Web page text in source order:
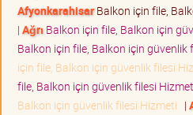
AfyonkarahisarBalkon için file,
| Ağrı Balkon için file, Balkon için
Balkon için file, Balkon için güvenlik
için file, Balkon için güvenlik filesi
file, Balkon için güvenlik filesi
Balkon için güvenlik filesi Hizmeti |